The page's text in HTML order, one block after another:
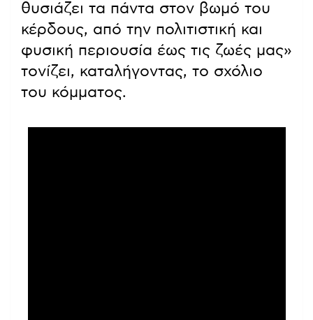
θυσιάζει τα πάντα στον βωμό του
κέρδους, από την πολιτιστική και
φυσική περιουσία έως τις ζωές μας»
τονίζει, καταλήγοντας, το σχόλιο
του κόμματος.